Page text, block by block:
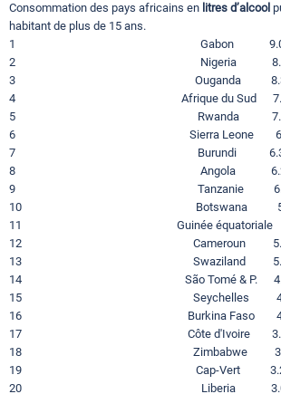
Consommation des pays africains en litres d’alcool
habitant de plus de 15 ans.
1 Gabon
2 Nigeria
3 Ouganda
4 Afrique du Sud
5 Rwanda
6 Sierra Leone
7 Burundi
8 Angola
9 Tanzanie
10 Botswana
11 Guinée équatoriale
12 Cameroun
13 Swaziland
14 São Tomé & P.
15 Seychelles
16 Burkina Faso
17 Côte d'Ivoire
18 Zimbabwe
19 Cap-Vert
20 Liberia